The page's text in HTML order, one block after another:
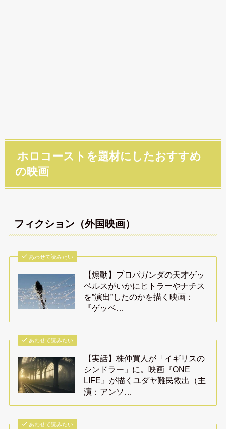
ホロコーストを題材にしたおすすめ
の映画
フィクション（外国映画）
あわせて読みたい
【煽動】プロパガンダの天才ゲッ
ベルスがいかにヒトラーやナチス
を”演出”したのかを描く映画：
『ゲッベ…
あわせて読みたい
【実話】株仲買人が「イギリスの
シンドラー」に。映画『ONE
LIFE』が描くユダヤ難民救出（主
演：アンソ…
あわせて読みたい